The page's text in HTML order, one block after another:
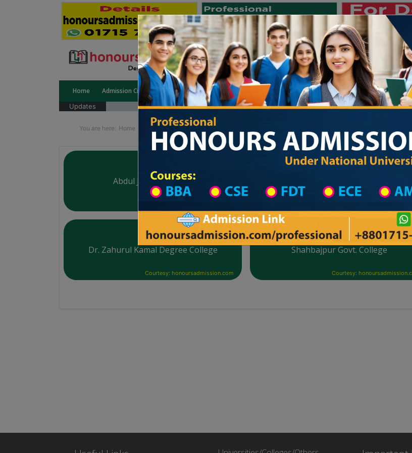
Home Admission Circular Public University Private University International University University
Updates জাতীয় বিশ্ববিদ্যালয়
You are here: Home University College All Division
Abdul Jabbar College
Dr. Zahurul Kamal Degree College
Courtesy: honoursadmission.com
Shahbajpur Govt. College
Courtesy: